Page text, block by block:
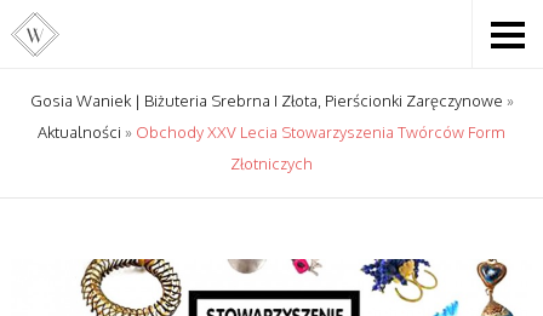
Gosia Waniek | Biżuteria Srebrna I Złota, Pierścionki Zaręczynowe »
Aktualności » Obchody XXV Lecia Stowarzyszenia Twórców Form
Złotniczych